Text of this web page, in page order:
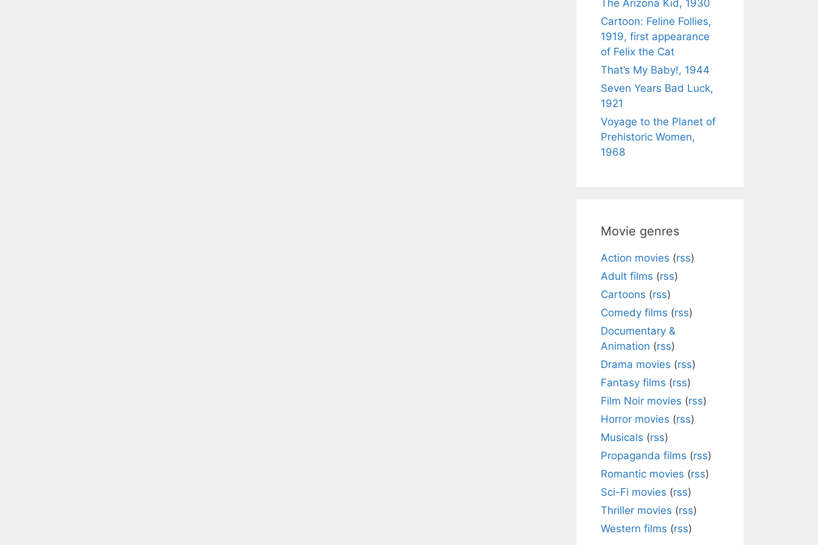
The Arizona Kid, 1930
Cartoon: Feline Follies,
1919, first appearance
of Felix the Cat
That’s My Baby!, 1944
Seven Years Bad Luck,
1921
Voyage to the Planet of
Prehistoric Women,
1968
Movie genres
Action movies (rss)
Adult films (rss)
Cartoons (rss)
Comedy films (rss)
Documentary &
Animation (rss)
Drama movies (rss)
Fantasy films (rss)
Film Noir movies (rss)
Horror movies (rss)
Musicals (rss)
Propaganda films (rss)
Romantic movies (rss)
Sci-Fi movies (rss)
Thriller movies (rss)
Western films (rss)